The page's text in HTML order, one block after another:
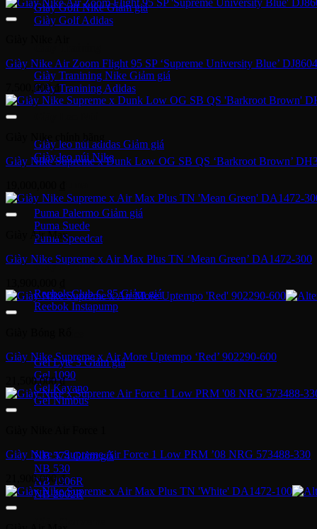
Giày Golf Nike
Giày Golf Adidas
Giày Tranining Nike
Giày Tranining Adidas
Giày leo núi adidas
Giày leo núi Nike
Puma Palermo
Puma Suede
Puma Speedcat
Giày Reebok
Reebok Club C 85
Reebok Instapump
Gel Lyte 3
Gel 1090
Gel Kayano
Gel Nimbus
NB 574
NB 530
NB 1906R
NB 2002R
Giày Nike Air Zoom Flight 95 SP ‘Supreme University Blue’
7,500,000₫
Giày Nike chính hãng
Giày Nike Supreme x Dunk Low OG SB QS ‘Barkroot Brown’
Giày Air Max
Giày Nike Supreme x Air Max Plus TN ‘Mean Green’ DA1472-300
Giày Nike Supreme x Air More Uptempo ‘Red’ 902290-600
21,500,000₫
Giày Nike x Supreme Air Force 1 Low PRM ’08 NRG 573488-330
21,900,000₫